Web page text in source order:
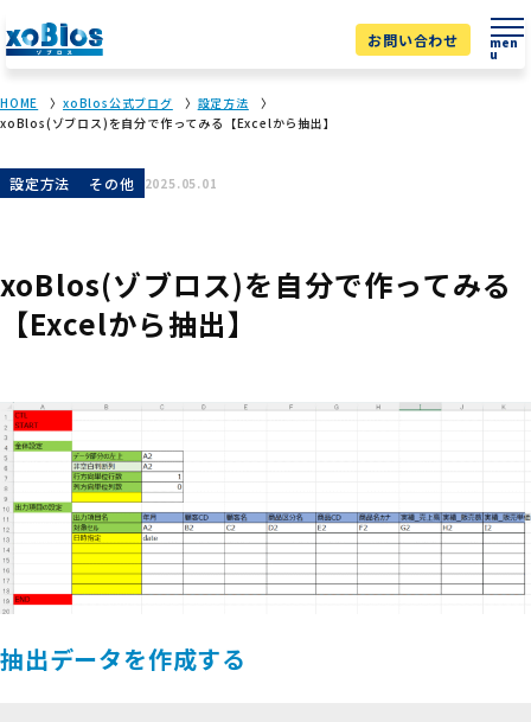
お問い合わせ men
u
HOME xoBlos公式ブログ
設定方法
xoBlos(ゾブロス)を自分で作ってみる【Excelから抽出】
設定方法 その他 2025.05.01
xoBlos(ゾブロス)を自分で作ってみる
【Excelから抽出】
抽出データを作成する